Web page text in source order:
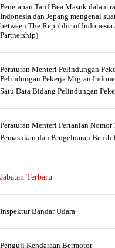
Penetapan Tarif Bea Masuk dalam
Indonesia dan Jepang mengenai
between The Republic of Indonesia
Partnership)
Peraturan Menteri Pelindungan
Pelindungan Pekerja Migran
Satu Data Bidang Pelindungan
Peraturan Menteri Pertanian Nomor
Pemasukan dan Pengeluaran
Jabatan Terbaru
Inspektur Bandar Udara
Penguji Kendaraan Bermotor